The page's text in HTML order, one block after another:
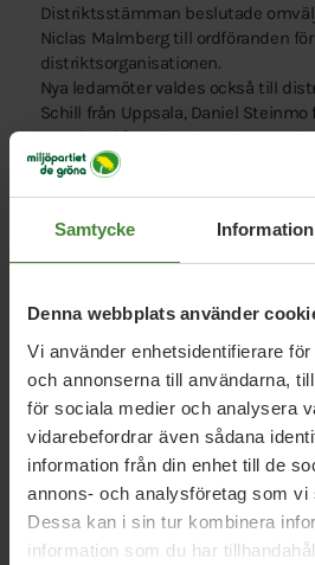
Samtycke Information
Denna webbplats använder
Vi använder enhetsidentifierare
och annonserna till användarna,
för sociala medier och analysera
vidarebefordrar även sådana
information från din enhet till de
annons- och analysföretag som vi
Dessa kan i sin tur kombinera
information som du har
Distriktsstämman beslutade
Niclas Malmberg till ordföranden för
distriktsorganisationen.
Nya ledamöter valdes också till
Schill från Uppsala, Daniel Steinmo
Tennfors från Enköping och
för en period om två år. Sedan
– Jag är glad att få förtroendet att
Uppsala län, ett län där Miljöpartiet
för styret i både regionpolitiken och
kommuner, säger Niclas Malmberg,
distriktsorganisationen.
Distriktsstämman riktade också
Malin Aldal som arbetat som
under fem års tid för såväl
distriktsorganisation som för